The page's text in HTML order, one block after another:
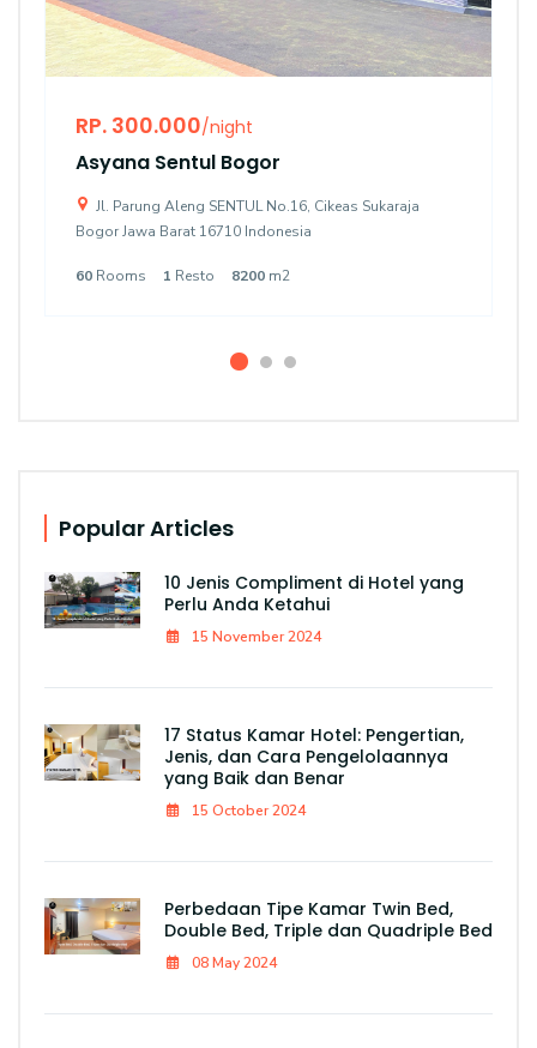
RP. 300.000/night
Asyana Sentul Bogor
Jl. Parung Aleng SENTUL No.16, Cikeas Sukaraja
Bogor Jawa Barat 16710 Indonesia
60 Rooms 1 Resto 8200 m2
Popular Articles
10 Jenis Compliment di Hotel yang
Perlu Anda Ketahui
15 November 2024
17 Status Kamar Hotel: Pengertian,
Jenis, dan Cara Pengelolaannya
yang Baik dan Benar
15 October 2024
Perbedaan Tipe Kamar Twin Bed,
Double Bed, Triple dan Quadriple Bed
08 May 2024